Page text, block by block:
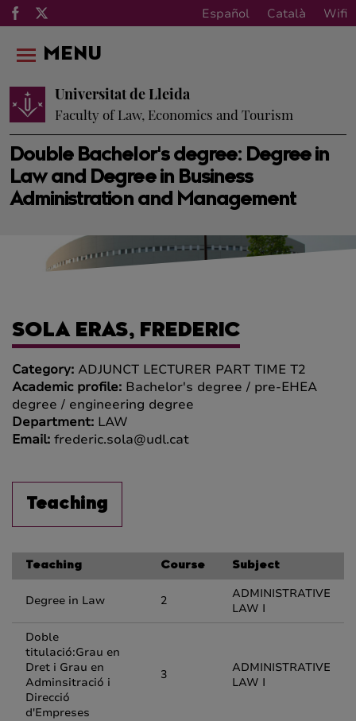
Español Català Wifi
Double Bachelor's degree: Degree in
Law and Degree in Business
Administration and Management
Universitat de Lleida
Faculty of Law, Economics and Tourism
MENU
SOLA ERAS, FREDERIC
Category: ADJUNCT LECTURER PART TIME T2
Academic profile: Bachelor's degree / pre-EHEA
degree / engineering degree
Department: LAW
Email: frederic.sola@udl.cat
Teaching
Teaching Course Subject
Degree in Law 2
ADMINISTRATIVE
LAW I
Doble
titulació:Grau en
Dret i Grau en
Adminsitració i
Direcció
d'Empreses
3
ADMINISTRATIVE
LAW I